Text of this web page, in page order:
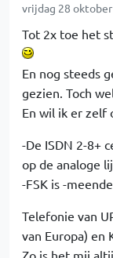
vrijdag 28
Tot 2x toe het
En nog steeds
gezien. Toch
En wil ik er zelf
-De ISDN 2-8+
op de analoge
-FSK is -
Telefonie van
van Europa) en
Zo is het mij